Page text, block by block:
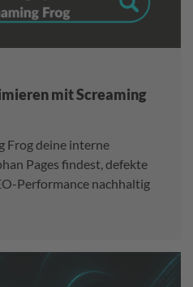
mit Screaming
Frog deine interne
Pages findest, defekte
Performance nachhaltig